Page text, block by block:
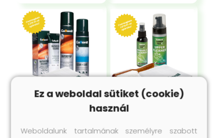
Tisztítás
Fedett Bőr Csomag
Tisztítás
Sneaker Tisztító
Ez a weboldal sütiket (cookie)
használ
Weboldalunk tartalmának személyre szabott